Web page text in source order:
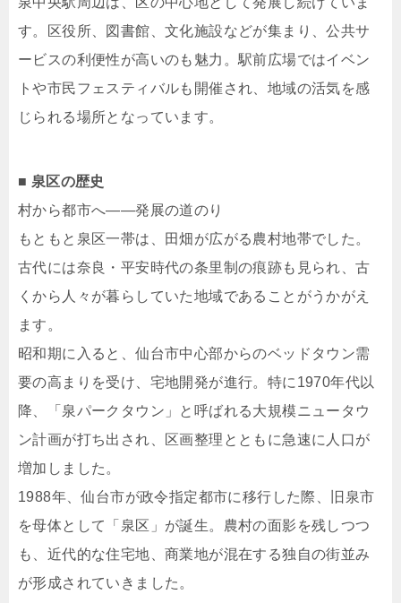
す。区役所、図書館、文化施設などが集まり、公共サ
ービスの利便性が高いのも魅力。駅前広場ではイベン
トや市民フェスティバルも開催され、地域の活気を感
じられる場所となっています。
■ 泉区の歴史
村から都市へ――発展の道のり
もともと泉区一帯は、田畑が広がる農村地帯でした。
古代には奈良・平安時代の条里制の痕跡も見られ、古
くから人々が暮らしていた地域であることがうかがえ
ます。
昭和期に入ると、仙台市中心部からのベッドタウン需
要の高まりを受け、宅地開発が進行。特に1970年代以
降、「泉パークタウン」と呼ばれる大規模ニュータウ
ン計画が打ち出され、区画整理とともに急速に人口が
増加しました。
1988年、仙台市が政令指定都市に移行した際、旧泉市
を母体として「泉区」が誕生。農村の面影を残しつつ
も、近代的な住宅地、商業地が混在する独自の街並み
が形成されていきました。